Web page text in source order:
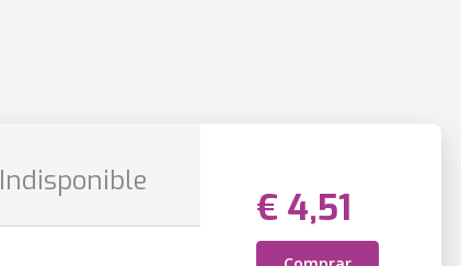
Indisponible
€ 4,51